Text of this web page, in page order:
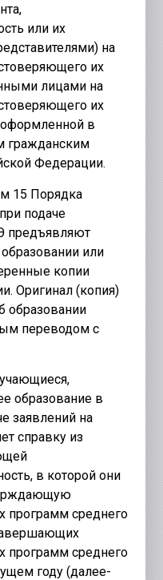
или их
на
их
лицами на
их
оформленной в
гражданским
Федерации.
15 Порядка
подаче
предъявляют
или
копии
Оригинал (копия)
образовании
переводом с
образование в
заявлений на
справку из
в которой они
программ среднего
программ среднего
году (далее-